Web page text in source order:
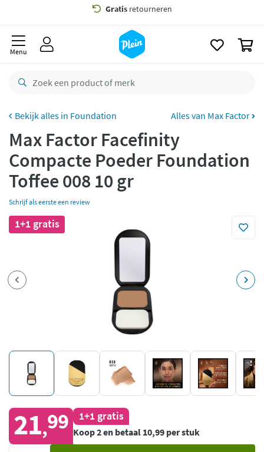
Gratisbezorging vanaf 35,- *
besteld,maandag
retourneren
CO2 neutraal
Betaal met Klarna
Menu
Foundation Alles van Max Factor
Max Factor Facefinity
Compacte Poeder Foundation
Toffee 008 10 gr
Schrijf als eerste een review
1+1 gratis
21,99 1+1 gratis
Koop 2 en betaal 10,99 per stuk